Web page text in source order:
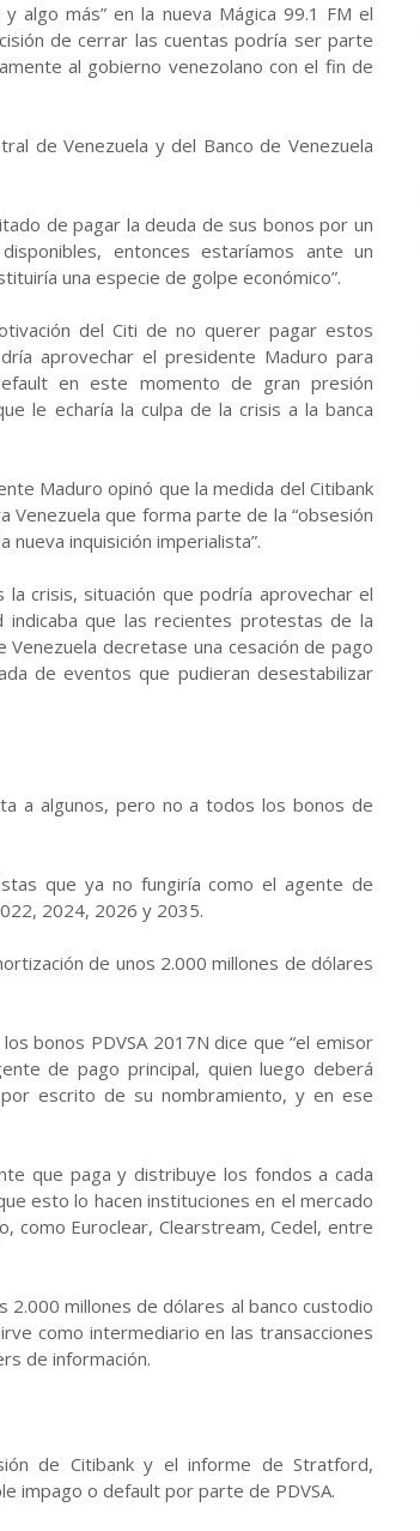
algo más” en la nueva Mágica 99.1 FM el
de cerrar las cuentas podría ser parte
al gobierno venezolano con el fin de
de Venezuela y del Banco de Venezuela
de pagar la deuda de sus bonos por un
entonces estaríamos ante un
una especie de golpe económico”.
del Citi de no querer pagar estos
aprovechar el presidente Maduro para
en este momento de gran presión
le echaría la culpa de la crisis a la banca
Maduro opinó que la medida del Citibank
Venezuela que forma parte de la “obsesión
nueva inquisición imperialista”.
crisis, situación que podría aprovechar el
que las recientes protestas de la
decretase una cesación de pago
de eventos que pudieran desestabilizar
a algunos, pero no a todos los bonos de
que ya no fungiría como el agente de
2024, 2026 y 2035.
de unos 2.000 millones de dólares
bonos PDVSA 2017N dice que “el emisor
de pago principal, quien luego deberá
escrito de su nombramiento, y en ese
que paga y distribuye los fondos a cada
esto lo hacen instituciones en el mercado
como Euroclear, Clearstream, Cedel, entre
millones de dólares al banco custodio
como intermediario en las transacciones
de información.
de Citibank y el informe de Stratford,
impago o default por parte de PDVSA.